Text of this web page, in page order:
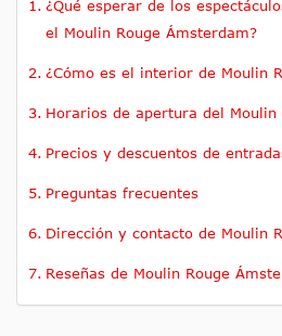
¿Qué esperar de los
el Moulin Rouge Ámsterdam?
¿Cómo es el interior de Moulin
Horarios de apertura del Moulin
Precios y descuentos de
Preguntas frecuentes
Dirección y contacto de Moulin
Reseñas de Moulin Rouge